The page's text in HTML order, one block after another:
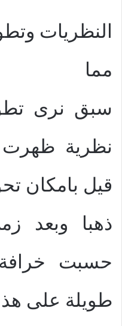
النظريات
مما
سبق نرى
نظرية ظهرت
قيل بامكان
ذهبا وبعد
حسبت
طويلة على